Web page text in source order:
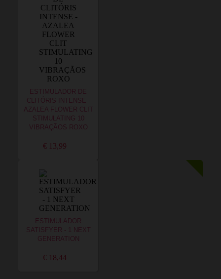
ESTIMULADOR DE
CLITÓRIS INTENSE -
AZALEA FLOWER CLIT
STIMULATING 10
VIBRAÇÃOS ROXO
€ 13,99
ESTIMULADOR
SATISFYER - 1 NEXT
GENERATION
€ 18,44